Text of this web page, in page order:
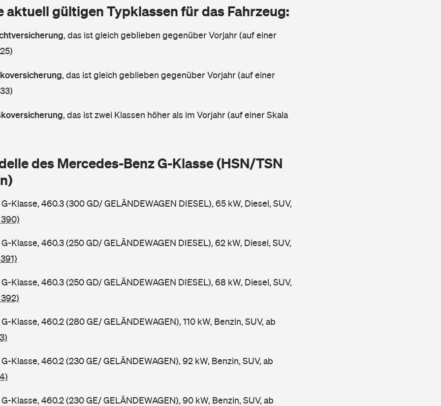
aktuell gültigen Typklassen für das Fahrzeug:
, das ist gleich geblieben gegenüber Vorjahr (auf einer
, das ist gleich geblieben gegenüber Vorjahr (auf einer
, das ist zwei Klassen höher als im Vorjahr (auf einer Skala
des Mercedes-Benz G-Klasse (HSN/TSN
Klasse, 460.3 (300 GD/ GELÄNDEWAGEN DIESEL), 65 kW, Diesel, SUV,
Klasse, 460.3 (250 GD/ GELÄNDEWAGEN DIESEL), 62 kW, Diesel, SUV,
Klasse, 460.3 (250 GD/ GELÄNDEWAGEN DIESEL), 68 kW, Diesel, SUV,
Klasse, 460.2 (280 GE/ GELÄNDEWAGEN), 110 kW, Benzin, SUV, ab
Klasse, 460.2 (230 GE/ GELÄNDEWAGEN), 92 kW, Benzin, SUV, ab
Klasse, 460.2 (230 GE/ GELÄNDEWAGEN), 90 kW, Benzin, SUV, ab